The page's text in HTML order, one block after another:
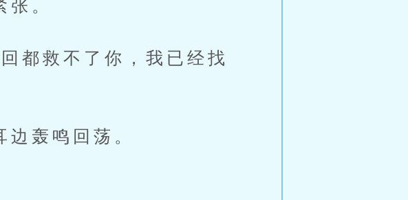
。
救不了你，我已经找
轰鸣回荡。